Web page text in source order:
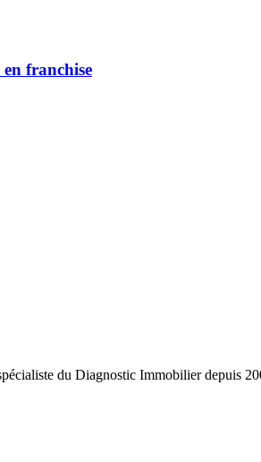
franchise
du Diagnostic Immobilier depuis